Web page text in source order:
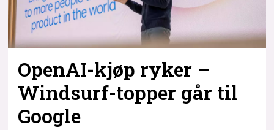
OpenAI-kjøp ryker –
Windsurf-topper går til
Google